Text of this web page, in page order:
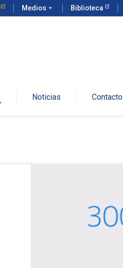
Medios arrow_drop_down Biblioteca
Noticias Contacto